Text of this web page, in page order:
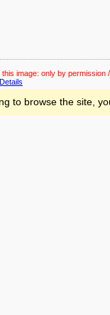
image: only by permission
Details
to browse the site,